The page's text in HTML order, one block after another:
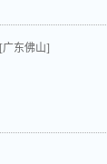
[广东佛山]